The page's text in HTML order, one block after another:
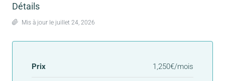
Détails
Mis à jour le juillet 24, 2026
Prix 1,250€/mois